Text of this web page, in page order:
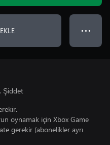
● ● ●
Şiddet
oynamak için Xbox Game
gerekir (abonelikler ayrı